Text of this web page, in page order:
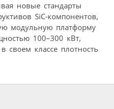
новые стандарты
SiC-компонентов,
модульную платформу
100–300 кВт,
классе плотность